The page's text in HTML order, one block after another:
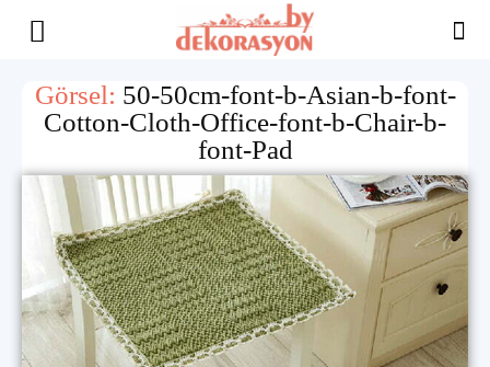
Yaşam
Alanınıza
Görsel: 50-50cm-font-b-Asian-b-font-
Cotton-Cloth-Office-font-b-Chair-b-
font-Pad